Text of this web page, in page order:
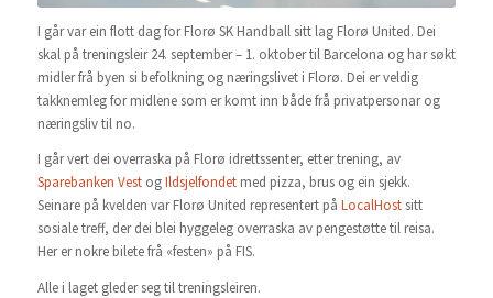
I går var ein flott dag for Florø SK Handball sitt lag Florø United. Dei
skal på treningsleir 24. september – 1. oktober til Barcelona og har søkt
midler frå byen si befolkning og næringslivet i Florø. Dei er veldig
takknemleg for midlene som er komt inn både frå privatpersonar og
næringsliv til no.
I går vert dei overraska på Florø idrettssenter, etter trening, av
Sparebanken VestogIldsjelfondetmed pizza, brus og ein sjekk.
Seinare på kvelden var Florø United representert på LocalHostsitt
sosiale treff, der dei blei hyggeleg overraska av pengestøtte til reisa.
Her er nokre bilete frå «festen» på FIS.
Alle i laget gleder seg til treningsleiren.